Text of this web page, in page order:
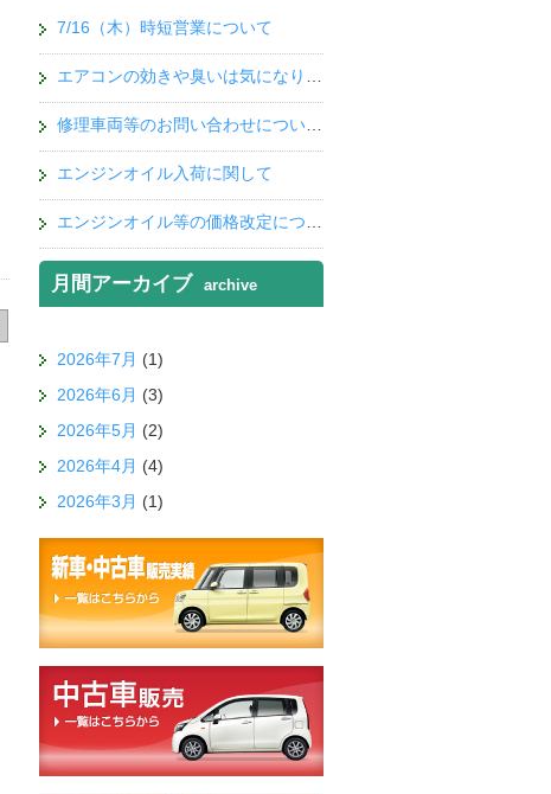
7/16（木）時短営業について
エンジンオイル入荷に関して
月間アーカイブ archive
2026年7月 (1)
2026年6月 (3)
2026年5月 (2)
2026年4月 (4)
2026年3月 (1)